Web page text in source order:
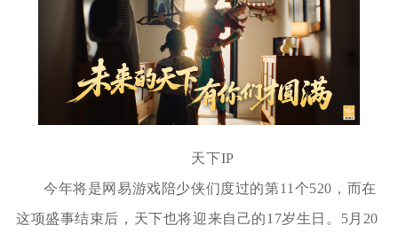
天下IP
今年将是网易游戏陪少侠们度过的第11个520，而在
这项盛事结束后，天下也将迎来自己的17岁生日。5月20